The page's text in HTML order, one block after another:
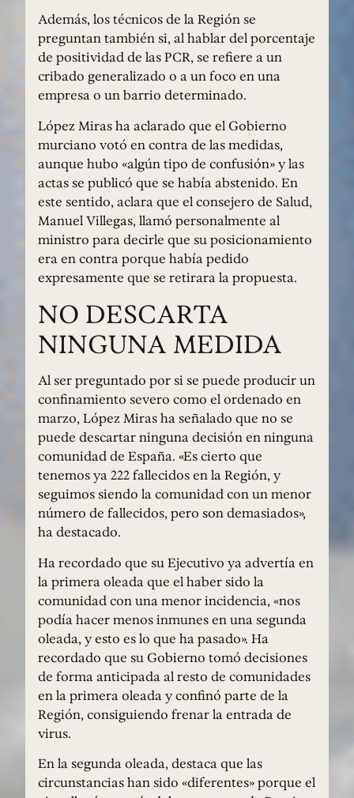
Además, los técnicos de la Región se
preguntan también si, al hablar del porcentaje
de positividad de las PCR, se refiere a un
cribado generalizado o a un foco en una
empresa o un barrio determinado.
López Miras ha aclarado que el Gobierno
murciano votó en contra de las medidas,
aunque hubo «algún tipo de confusión» y las
actas se publicó que se había abstenido. En
este sentido, aclara que el consejero de Salud,
Manuel Villegas, llamó personalmente al
ministro para decirle que su posicionamiento
era en contra porque había pedido
expresamente que se retirara la propuesta.
NO DESCARTA
NINGUNA MEDIDA
Al ser preguntado por si se puede producir un
confinamiento severo como el ordenado en
marzo, López Miras ha señalado que no se
puede descartar ninguna decisión en ninguna
comunidad de España. «Es cierto que
tenemos ya 222 fallecidos en la Región, y
seguimos siendo la comunidad con un menor
número de fallecidos, pero son demasiados»,
ha destacado.
Ha recordado que su Ejecutivo ya advertía en
la primera oleada que el haber sido la
comunidad con una menor incidencia, «nos
podía hacer menos inmunes en una segunda
oleada, y esto es lo que ha pasado». Ha
recordado que su Gobierno tomó decisiones
de forma anticipada al resto de comunidades
en la primera oleada y confinó parte de la
Región, consiguiendo frenar la entrada de
virus.
En la segunda oleada, destaca que las
circunstancias han sido «diferentes» porque el